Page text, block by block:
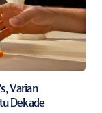
Varian
Dekade